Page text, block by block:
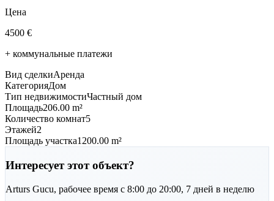
Цена
4500 €
+ коммунальные платежи
Вид сделкиАренда
КатегорияДом
Тип недвижимостиЧастный дом
Площадь206.00 m²
Количество комнат5
Этажей2
Площадь участка1200.00 m²
Интересует этот объект?
Arturs Gucu, рабочее время с 8:00 до 20:00, 7 дней в неделю